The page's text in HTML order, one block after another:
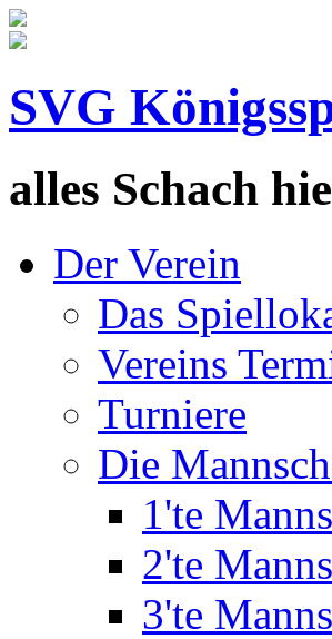
SVG
alles Schach
Der Verein
Das
Vereins
Turniere
Die
1'te
2'te
3'te